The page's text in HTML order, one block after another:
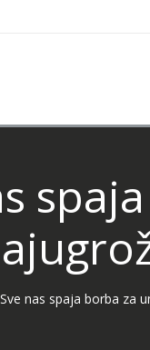
nas spaja borba za